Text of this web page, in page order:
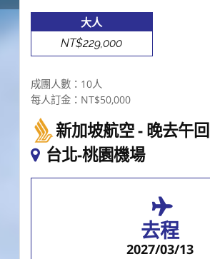
大人
NT$229,000
成團人數：10人
每人訂金：NT$50,000
新加坡航空 晚去午回
台北-桃園機場
去程
2027/03/13